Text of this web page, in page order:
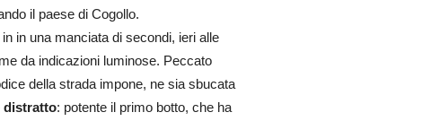
il paese di Cogollo.
in una manciata di secondi, ieri alle
da indicazioni luminose. Peccato
della strada impone, ne sia sbucata
distratto: potente il primo botto, che ha